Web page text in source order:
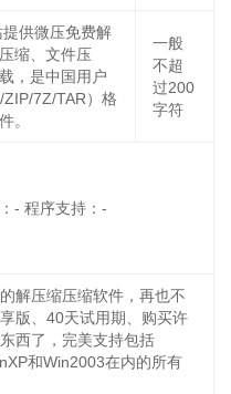
供微压免费解
缩、文件压
，是中国用户
7Z/TAR）格
。
一般
不超
过200
字符
- 程序支持：-
解压缩压缩软件，再也不
版、40天试用期、购买许
西了，完美支持包括
和Win2003在内的所有